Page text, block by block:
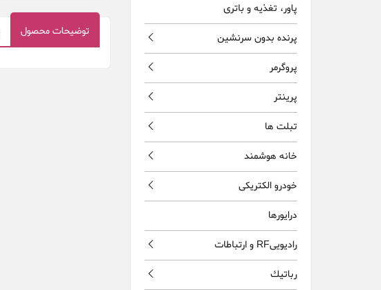
توضیحات محصول
پاور، تغذيه و باتری
پرنده بدون سرنشين
پروگرمر
پرینتر
تبلت ها
خانه هوشمند
خودرو الکتریکی
درایورها
راديويیRF و ارتباطات
رباتيك